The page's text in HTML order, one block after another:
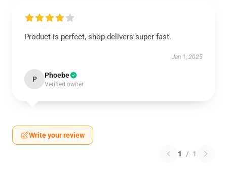
Product is perfect, shop delivers super fast.
Jan 1, 2025
P Phoebe
Verified owner
Write your review
1 / 1